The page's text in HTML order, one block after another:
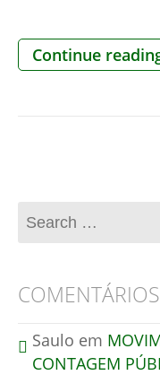
Continue
COMENTÁRIOS
Saulo em
CONTAGEM